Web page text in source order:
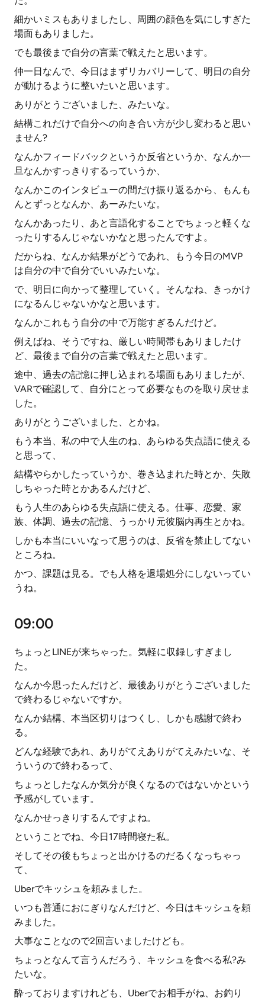
細かいミスもありましたし、周囲の顔色を気にしすぎた
場面もありました。
でも最後まで自分の言葉で戦えたと思います。
仲一日なんで、今日はまずリカバリーして、明日の自分
が動けるように整いたいと思います。
ありがとうございました、みたいな。
結構これだけで自分への向き合い方が少し変わると思い
ません?
なんかフィードバックというか反省というか、なんか一
旦なんかすっきりするっていうか、
なんかこのインタビューの間だけ振り返るから、もんも
んとずっとなんか、あーみたいな。
なんかあったり、あと言語化することでちょっと軽くな
ったりするんじゃないかなと思ったんですよ。
だからね、なんか結果がどうであれ、もう今日のMVP
は自分の中で自分でいいみたいな。
で、明日に向かって整理していく。そんなね、きっかけ
になるんじゃないかなと思います。
なんかこれもう自分の中で万能すぎるんだけど。
例えばね、そうですね、厳しい時間帯もありましたけ
ど、最後まで自分の言葉で戦えたと思います。
途中、過去の記憶に押し込まれる場面もありましたが、
VARで確認して、自分にとって必要なものを取り戻せま
した。
ありがとうございました、とかね。
もう本当、私の中で人生のね、あらゆる失点語に使える
と思って、
結構やらかしたっていうか、巻き込まれた時とか、失敗
しちゃった時とかあるんだけど、
もう人生のあらゆる失点語に使える。仕事、恋愛、家
族、体調、過去の記憶、うっかり元彼脳内再生とかね。
しかも本当にいいなって思うのは、反省を禁止してない
ところね。
かつ、課題は見る。でも人格を退場処分にしないってい
うね。
09:00
ちょっとLINEが来ちゃった。気軽に収録しすぎまし
た。
なんか今思ったんだけど、最後ありがとうございました
で終わるじゃないですか。
なんか結構、本当区切りはつくし、しかも感謝で終わ
る。
どんな経験であれ、ありがてえありがてえみたいな、そ
ういうので終わるって、
ちょっとしたなんか気分が良くなるのではないかという
予感がしています。
なんかせっきりするんですよね。
ということでね、今日17時間寝た私。
そしてその後もちょっと出かけるのだるくなっちゃっ
て、
Uberでキッシュを頼みました。
いつも普通におにぎりなんだけど、今日はキッシュを頼
みました。
大事なことなので2回言いましたけども。
ちょっとなんて言うんだろう、キッシュを食べる私?み
たいな。
酔っておりますけれども、Uberでお相手がね、お釣り